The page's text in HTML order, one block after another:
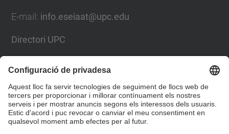
E-mail : info.eseiaat@upc.edu
Directori UPC
Llista Xarxes Socials